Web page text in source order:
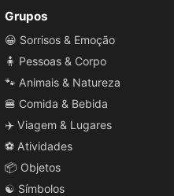
Grupos
😀 Sorrisos & Emoção
🧍 Pessoas & Corpo
🐾 Animais & Natureza
🍔 Comida & Bebida
✈️ Viagem & Lugares
⚽ Atividades
📦 Objetos
☯️ Símbolos